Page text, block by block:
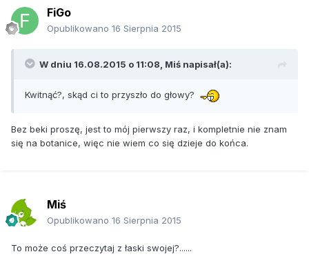
FiGo
Opublikowano 16 Sierpnia 2015
W dniu 16.08.2015 o 11:08, Miś napisał(a):
Kwitnąć?, skąd ci to przyszło do głowy?
Bez beki proszę, jest to mój pierwszy raz, i kompletnie nie znam
się na botanice, więc nie wiem co się dzieje do końca.
Miś
Opublikowano 16 Sierpnia 2015
To może coś przeczytaj z łaski swojej?......